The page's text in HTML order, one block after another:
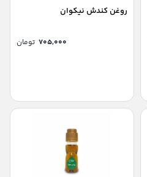
روغن کندش نیکوان
۷۰۵,۰۰۰ تومان